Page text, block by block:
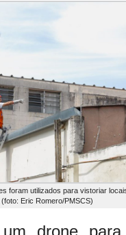
foram utilizados para vistoriar
Eric Romero/PMSCS)